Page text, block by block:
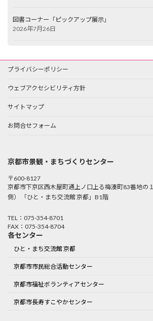
図書コーナー「ピックアップ展示」
2026年7月26日
プライバシーポリシー
ウェブアクセシビリティ方針
サイトマップ
お問合せフォーム
京都市景観・まちづくりセンター
〒600-8127
京都市下京区西木屋町通上ノ口上る梅湊町83番地の
側） 「ひと・まち交流館 京都」B1階
TEL：075-354-8701
FAX：075-354-8704
各センター
ひと・まち交流館 京都
京都市市民総合活動センター
京都市福祉ボランティアセンター
京都市長寿すこやかセンター